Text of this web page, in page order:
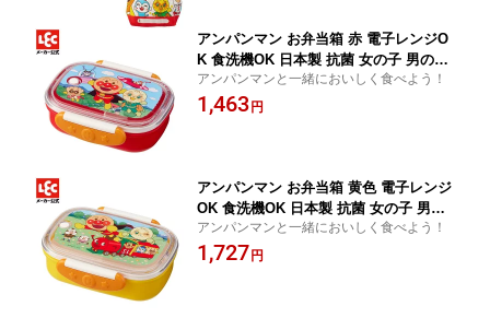
アンパンマン お弁当箱 赤 電子レンジO
K 食洗機OK 日本製 抗菌 女の子 男の子
仕切り 幼稚園 保育園 子供用 AN抗菌ロ
ック式おべんとう箱280mL(R) レック le
アンパンマンと一緒においしく食べよう！
1,463 円
アンパンマン お弁当箱 黄色 電子レンジ
OK 食洗機OK 日本製 抗菌 女の子 男の
子 仕切り 幼稚園 保育園 子供用 AN抗菌
ロック式おべんとう箱360mL(Y) レック
アンパンマンと一緒においしく食べよう！
1,727 円